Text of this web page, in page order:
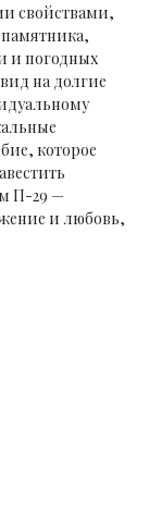
свойствами,
памятника,
и погодных
на долгие
которое
П-29 —
и любовь,